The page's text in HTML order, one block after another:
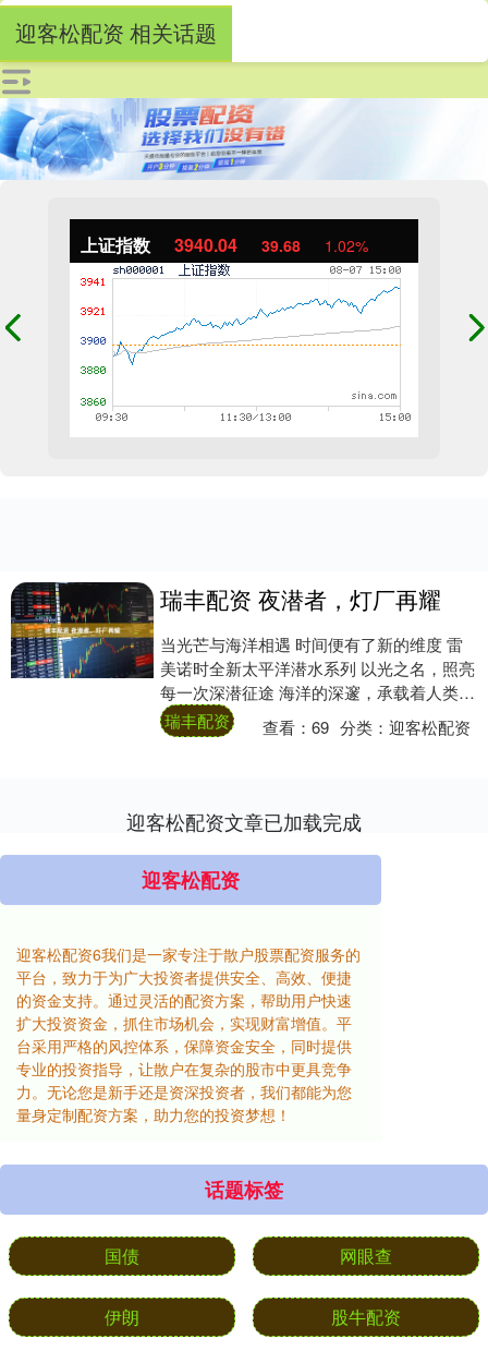
上证指数 3940.04 39.68 1.02%
迎客松配资 相关话题
瑞丰配资 夜潜者，灯厂再耀
当光芒与海洋相遇 时间便有了新的维度 雷
美诺时全新太平洋潜水系列 以光之名，照亮
每一次深潜征途 海洋的深邃，承载着人类永
恒的探索渴望 雷美诺时自诞生之初，便将
光....
瑞丰配资 查看：69 分类：迎客松配资
迎客松配资文章已加载完成
迎客松配资
迎客松配资6我们是一家专注于散户股票配资服务的
平台，致力于为广大投资者提供安全、高效、便捷
的资金支持。通过灵活的配资方案，帮助用户快速
扩大投资资金，抓住市场机会，实现财富增值。平
台采用严格的风控体系，保障资金安全，同时提供
专业的投资指导，让散户在复杂的股市中更具竞争
力。无论您是新手还是资深投资者，我们都能为您
量身定制配资方案，助力您的投资梦想！
话题标签
国债 网眼查
伊朗 股牛配资